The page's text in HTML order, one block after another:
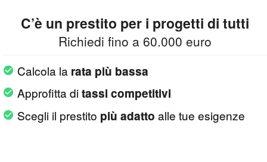
C’è un prestito per i progetti di tutti
Richiedi fino a 60.000 euro
Calcola la rata più bassa
Approfitta ditassi competitivi
Scegli il prestito più adatto alle tue esigenze